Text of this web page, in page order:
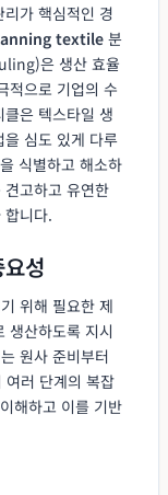
가 핵심적인 경
textile 분
은 생산 효율
적으로 기업의 수
은 텍스타일 생
심도 있게 다루
식별하고 해소하
고하고 유연한
합니다.
성
위해 필요한 제
생산하도록 지시
원사 준비부터
러 단계의 복잡
해하고 이를 기반